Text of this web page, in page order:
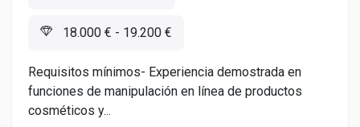
18.000 € - 19.200 €
Requisitos mínimos- Experiencia demostrada en
funciones de manipulación en línea de productos
cosméticos y...